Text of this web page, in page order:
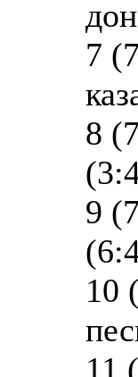
7
8
9
10
11